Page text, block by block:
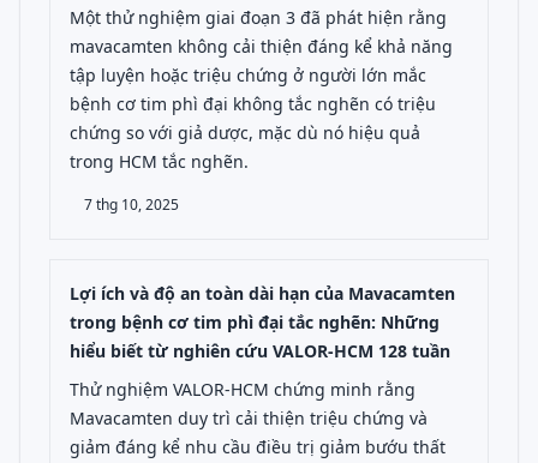
Một thử nghiệm giai đoạn 3 đã phát hiện rằng
mavacamten không cải thiện đáng kể khả năng
tập luyện hoặc triệu chứng ở người lớn mắc
bệnh cơ tim phì đại không tắc nghẽn có triệu
chứng so với giả dược, mặc dù nó hiệu quả
trong HCM tắc nghẽn.
7 thg 10, 2025
Lợi ích và độ an toàn dài hạn của Mavacamten
trong bệnh cơ tim phì đại tắc nghẽn: Những
hiểu biết từ nghiên cứu VALOR-HCM 128 tuần
Thử nghiệm VALOR-HCM chứng minh rằng
Mavacamten duy trì cải thiện triệu chứng và
giảm đáng kể nhu cầu điều trị giảm bướu thất